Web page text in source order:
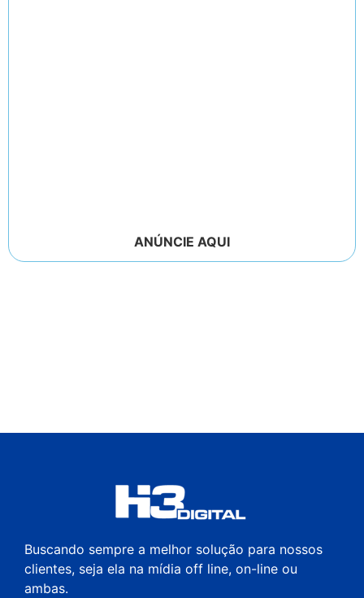
ANÚNCIE AQUI
Buscando sempre a melhor solução para nossos
clientes, seja ela na mídia off line, on-line ou
ambas.